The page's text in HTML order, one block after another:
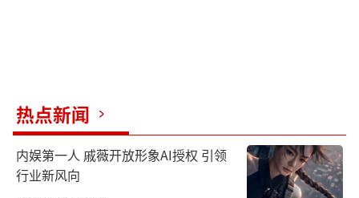
热点新闻
内娱第一人 戚薇开放形象AI授权 引领
行业新风向